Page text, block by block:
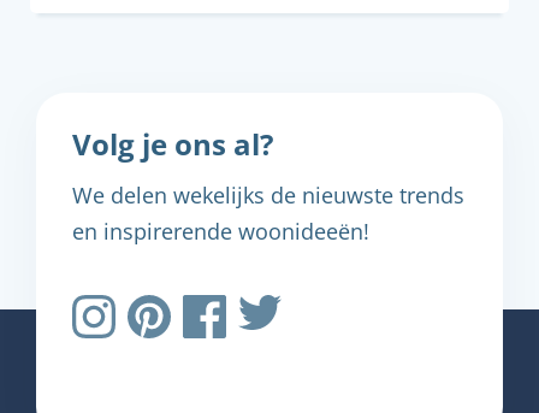
Volg je ons al?
We delen wekelijks de nieuwste trends
en inspirerende woonideeën!